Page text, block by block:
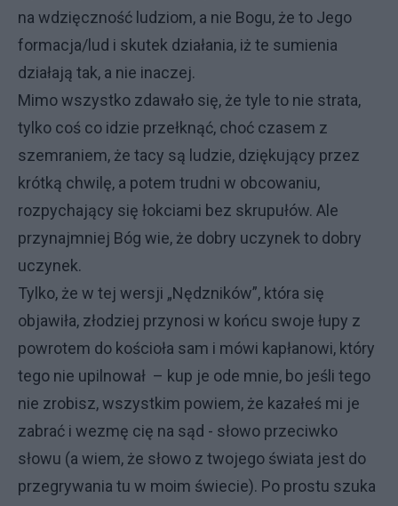
na wdzięczność ludziom, a nie Bogu, że to Jego
formacja/lud i skutek działania, iż te sumienia
działają tak, a nie inaczej.
Mimo wszystko zdawało się, że tyle to nie strata,
tylko coś co idzie przełknąć, choć czasem z
szemraniem, że tacy są ludzie, dziękujący przez
krótką chwilę, a potem trudni w obcowaniu,
rozpychający się łokciami bez skrupułów. Ale
przynajmniej Bóg wie, że dobry uczynek to dobry
uczynek.
Tylko, że w tej wersji „Nędzników”, która się
objawiła, złodziej przynosi w końcu swoje łupy z
powrotem do kościoła sam i mówi kapłanowi, który
tego nie upilnował – kup je ode mnie, bo jeśli tego
nie zrobisz, wszystkim powiem, że kazałeś mi je
zabrać i wezmę cię na sąd - słowo przeciwko
słowu (a wiem, że słowo z twojego świata jest do
przegrywania tu w moim świecie). Po prostu szuka